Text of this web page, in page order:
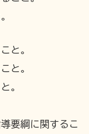
と。
と。
。
要綱に関するこ